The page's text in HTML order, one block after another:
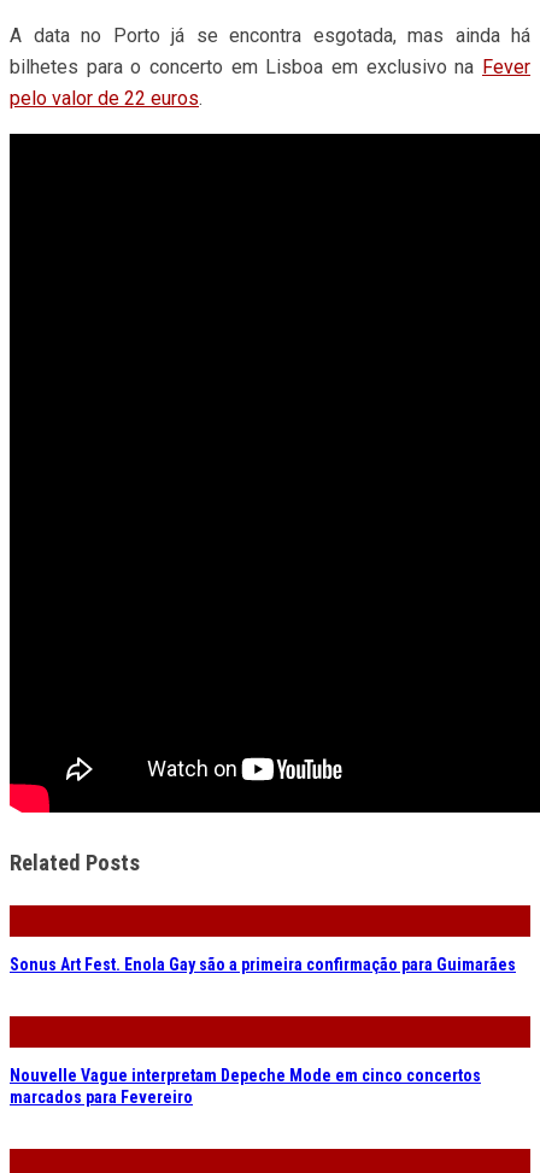
A data no Porto já se encontra esgotada, mas ainda há
bilhetes para o concerto em Lisboa em exclusivo na Fever
pelo valor de 22 euros.
Related Posts
Sonus Art Fest. Enola Gay são a primeira confirmação para Guimarães
Nouvelle Vague interpretam Depeche Mode em cinco concertos
marcados para Fevereiro